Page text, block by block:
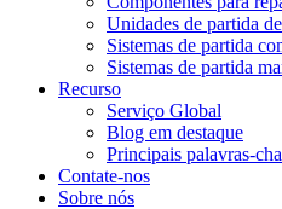
Unidades de partida
Sistemas de partida
Sistemas de partida
Recurso
Serviço Global
Blog em destaque
Principais palavras-
Contate-nos
Sobre nós